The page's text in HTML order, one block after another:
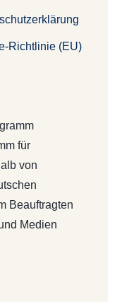
Richtlinie (EU)
für
von
Beauftragten
Medien